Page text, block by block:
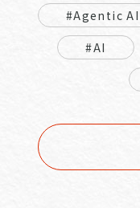
#Agentic AI
#AI